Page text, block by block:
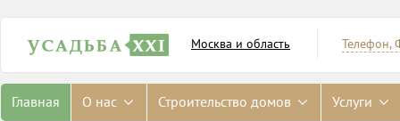
Телефон,
Москва и область
Главная О нас Строительство домов Услуги